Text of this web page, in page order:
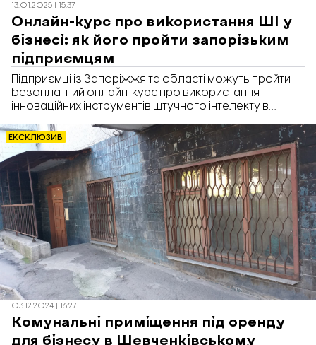
13.01.2025 | 15:37
Онлайн-курс про використання ШІ у
бізнесі: як його пройти запорізьким
підприємцям
Підприємці із Запоріжжя та області можуть пройти
безоплатний онлайн-курс про використання
інноваційних інструментів штучного інтелекту в
ЕКСКЛЮЗИВ
03.12.2024 | 16:27
Комунальні приміщення під оренду
для бізнесу в Шевченківському